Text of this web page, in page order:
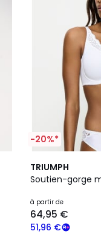
-20%*
TRIUMPH
Soutien-gorge
à partir de
51,96 €
64,95 €
4,2
/ 5
4
Couleurs